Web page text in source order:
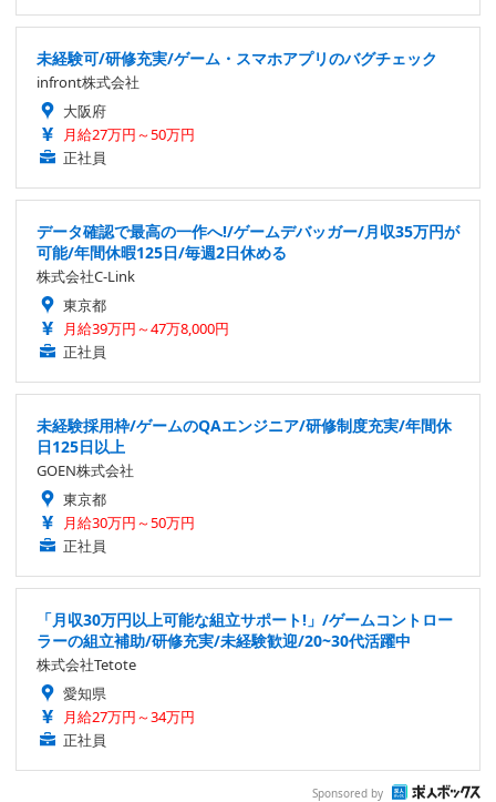
未経験可/研修充実/ゲーム・スマホアプリのバグチェック
infront株式会社
大阪府
月給27万円～50万円
正社員
データ確認で最高の一作へ!/ゲームデバッガー/月収35万円が
可能/年間休暇125日/毎週2日休める
株式会社C-Link
東京都
月給39万円～47万8,000円
正社員
未経験採用枠/ゲームのQAエンジニア/研修制度充実/年間休
日125日以上
GOEN株式会社
東京都
月給30万円～50万円
正社員
「月収30万円以上可能な組立サポート!」/ゲームコントロー
ラーの組立補助/研修充実/未経験歓迎/20~30代活躍中
株式会社Tetote
愛知県
月給27万円～34万円
正社員
Sponsored by